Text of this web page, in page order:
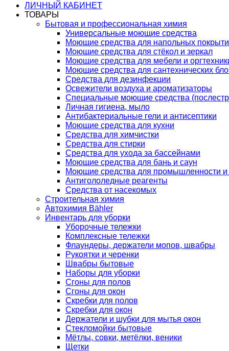
ЛИЧНЫЙ КАБИНЕТ
ТОВАРЫ
Бытовая и профессиональная химия
Универсальные моющие средства
Моющие средства для напольных
Моющие средства для стёкол и зеркал
Моющие средства для мебели и
Моющие средства для сантехнических
Средства для дезинфекции
Освежители воздуха и ароматизаторы
Специальные моющие средства
Личная гигиена, мыло
Антибактериальные гели и антисептики
Моющие средства для кухни
Средства для химчистки
Средства для стирки
Средства для ухода за бассейнами
Моющие средства для бань и саун
Моющие средства для промышленности и
Антигололедные реагенты
Средства от насекомых
Строительная химия
Автохимия Bähler
Инвентарь для уборки
Уборочные тележки
Комплексные тележки
Флаундеры, держатели мопов, швабры
Рукоятки и черенки
Швабры бытовые
Наборы для уборки
Сгоны для полов
Сгоны для окон
Скребки для полов
Скребки для окон
Держатели и шубки для мытья окон
Стекломойки бытовые
Мётлы, совки, метёлки, веники
Щетки